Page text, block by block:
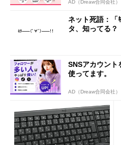
AD（Dreaw合同会社）
ネット死語：
タ、知ってる？
SNSアカウント
使ってます。
AD（Dreaw合同会社）